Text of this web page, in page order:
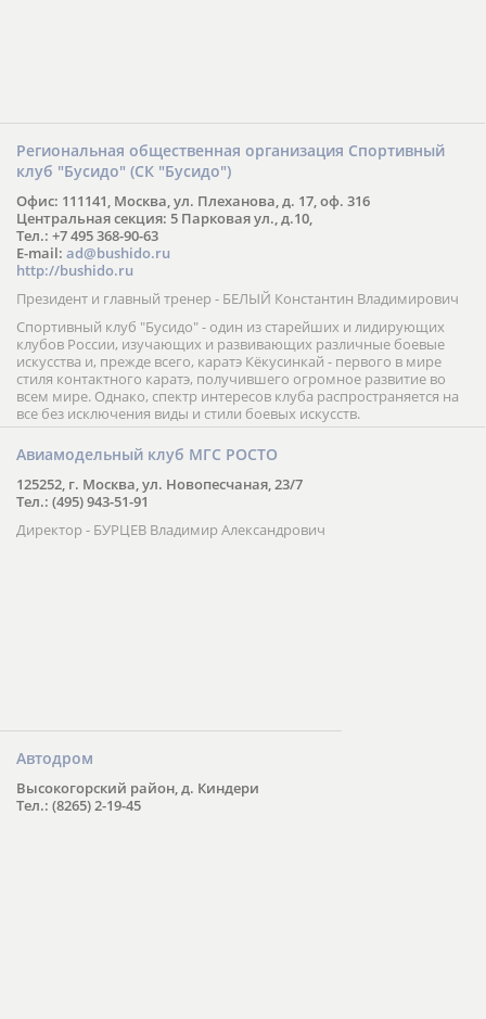
Региональная общественная организация Спортивный
клуб "Бусидо" (СК "Бусидо")
Офис: 111141, Москва, ул. Плеханова, д. 17, оф. 316
Центральная секция: 5 Парковая ул., д.10,
Тел.: +7 495 368-90-63
E-mail: ad@bushido.ru
http://bushido.ru
Президент и главный тренер - БЕЛЫЙ Константин Владимирович
Спортивный клуб "Бусидо" - один из старейших и лидирующих
клубов России, изучающих и развивающих различные боевые
искусства и, прежде всего, каратэ Кёкусинкай - первого в мире
стиля контактного каратэ, получившего огромное развитие во
всем мире. Однако, спектр интересов клуба распространяется на
все без исключения виды и стили боевых искусств.
Авиамодельный клуб МГС РОСТО
125252, г. Москва, ул. Новопесчаная, 23/7
Тел.: (495) 943-51-91
Директор - БУРЦЕВ Владимир Александрович
Автодром
Высокогорский район, д. Киндери
Тел.: (8265) 2-19-45